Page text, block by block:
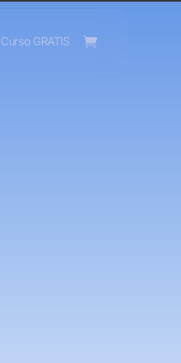
Curso GRATIS